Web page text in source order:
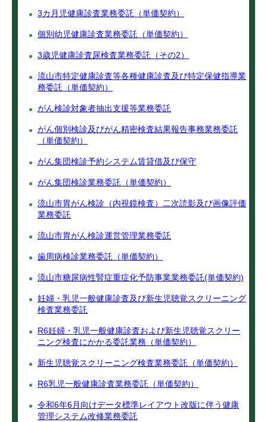
3カ月児健康診査業務委託（単価契約）
個別幼児健康診査業務委託（単価契約）
3歳児健康診査尿検査業務委託（その2）
流山市特定健康診査等各種健康診査及び特定保健指導業
務委託（単価契約）
がん検診対象者抽出支援等業務委託
がん個別検診及びがん精密検査結果報告事務業務委託
（単価契約）
がん集団検診予約システム賃貸借及び保守
がん集団検診業務委託（単価契約）
流山市胃がん検診（内視鏡検査）二次読影及び画像評価
業務委託
流山市胃がん検診運営管理業務委託
歯周病検診業務委託（単価契約）
流山市糖尿病性腎症重症化予防事業業務委託(単価契約)
妊婦・乳児一般健康診査及び新生児聴覚スクリーニング
検査業務委託
R6妊婦・乳児一般健康診査および新生児聴覚スクリー
ニング検査にかかる委託業務（単価契約）
新生児聴覚スクリーニング検査業務委託（単価契約）
R6乳児一般健康診査業務委託（単価契約）
令和6年6月向けデータ標準レイアウト改版に伴う健康
管理システム改修業務委託